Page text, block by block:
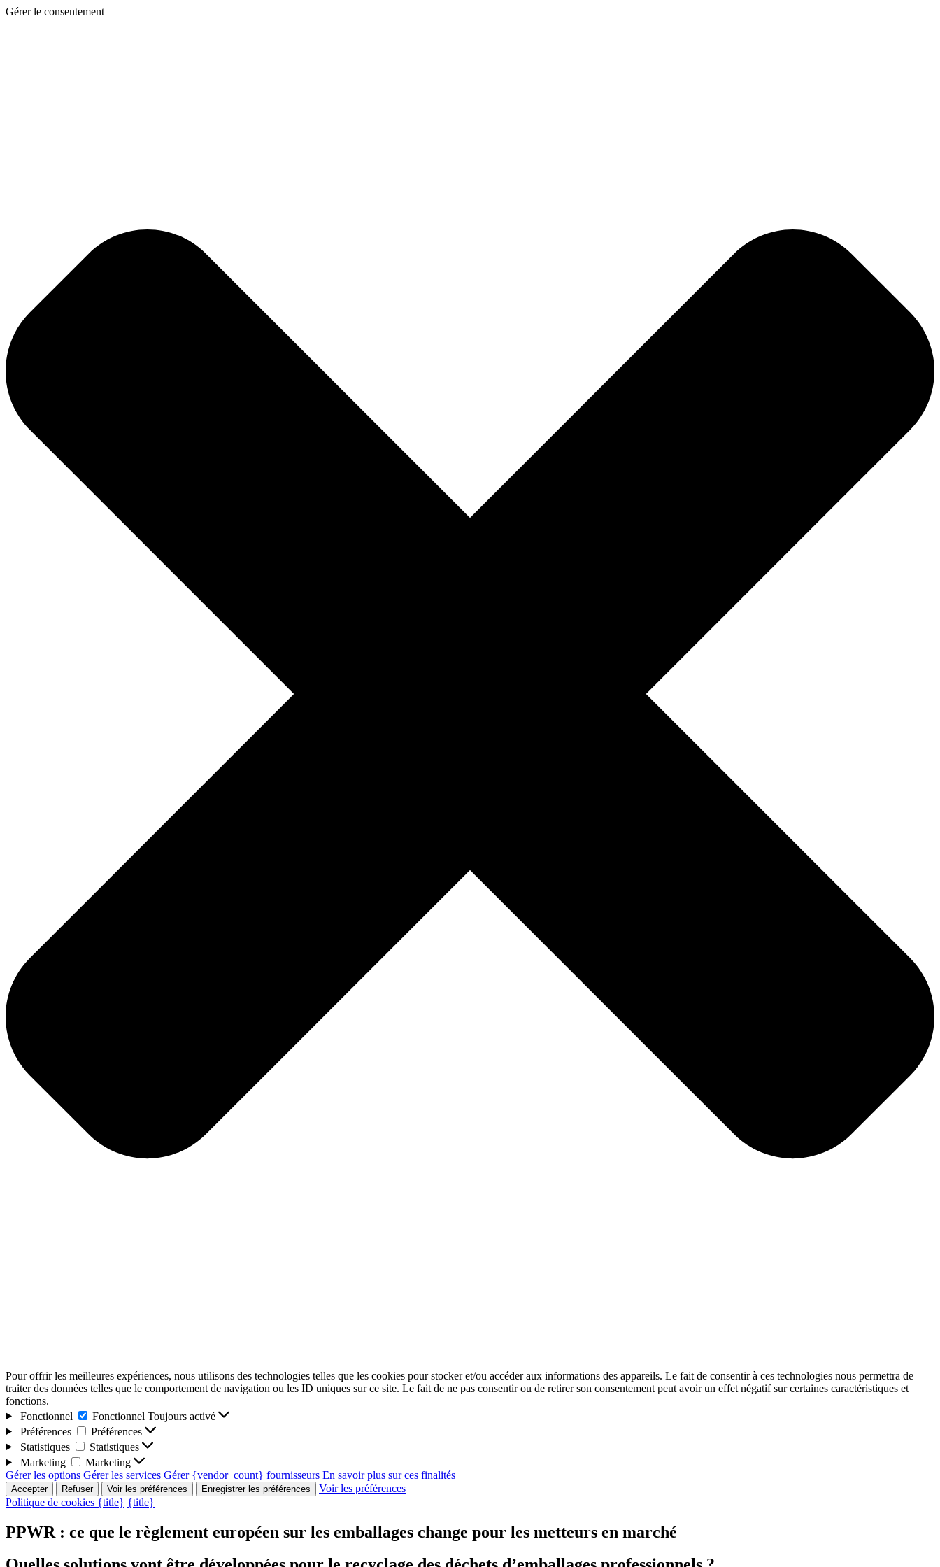
Gérer le consentement
Pour offrir les meilleures expériences, nous utilisons des technologies telles que les cookies pour stocker et/ou accéder aux informations des appareils. Le fait de consentir à ces technologies nous permettra de
traiter des données telles que le comportement de navigation ou les ID uniques sur ce site. Le fait de ne pas consentir ou de retirer son consentement peut avoir un effet négatif sur certaines caractéristiques et
fonctions.
Fonctionnel
Fonctionnel Toujours activé
Préférences
Préférences
Statistiques
Statistiques
Marketing
Marketing
Gérer les options Gérer les services Gérer {vendor_count} fournisseurs En savoir plus sur ces finalités
Accepter Refuser Voir les préférences Enregistrer les préférences
Voir les préférences
Politique de cookies {title} {title}
PPWR : ce que le règlement européen sur les emballages change pour les metteurs en marché